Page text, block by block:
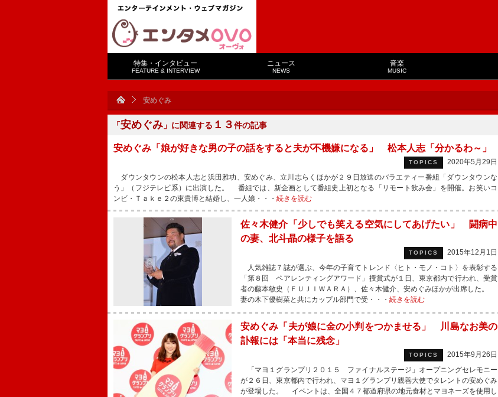
特集・インタビュー
FEATURE & INTERVIEW
ニュース
NEWS
音楽
MUSIC
安めぐみ
「安めぐみ 」に関連する １３件の記事
安めぐみ「娘が好きな男の子の話をすると夫が不機嫌になる」 松本人志「分かるわ～」
TOPICS
2020年5月29日
ダウンタウンの松本人志と浜田雅功、安めぐみ、立川志らくほかが２９日放送のバラエティー番組「ダウンタウンな
う」（フジテレビ系）に出演した。 番組では、新企画として番組史上初となる「リモート飲み会」を開催。お笑いコ
ンビ・Ｔａｋｅ２の東貴博と結婚し、一人娘・・・ 続きを読む
佐々木健介「少しでも笑える空気にしてあげたい」 闘病中
の妻、北斗晶の様子を語る
TOPICS
2015年12月1日
人気雑誌７誌が選ぶ、今年の子育てトレンド〈ヒト・モノ・コト〉を表彰する
「第８回 ペアレンティングアワード」授賞式が１日、東京都内で行われ、受賞
者の藤本敏史（ＦＵＪＩＷＡＲＡ）、佐々木健介、安めぐみほかが出席した。
妻の木下優樹菜と共にカップル部門で受・・・ 続きを読む
安めぐみ「夫が娘に金の小判をつかませる」 川島なお美の
訃報には「本当に残念」
TOPICS
2015年9月26日
「マヨ１グランプリ２０１５ ファイナルステージ」オープニングセレモニー
が２６日、東京都内で行われ、マヨ１グランプリ親善大使でタレントの安めぐみ
が登場した。 イベントは、全国４７都道府県の地元食材とマヨネーズを使用し